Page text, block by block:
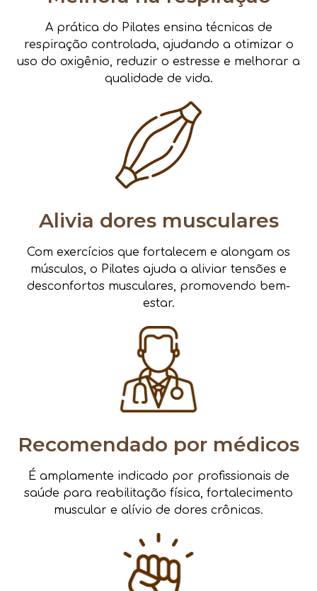
A prática do Pilates ensina técnicas de
respiração controlada, ajudando a otimizar o
uso do oxigênio, reduzir o estresse e melhorar a
qualidade de vida.
Alivia dores musculares
Com exercícios que fortalecem e alongam os
músculos, o Pilates ajuda a aliviar tensões e
desconfortos musculares, promovendo bem-
estar.
Recomendado por médicos
É amplamente indicado por profissionais de
saúde para reabilitação física, fortalecimento
muscular e alívio de dores crônicas.